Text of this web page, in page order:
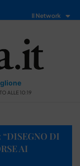
Il Network
ALLE 10:19
DI
AI